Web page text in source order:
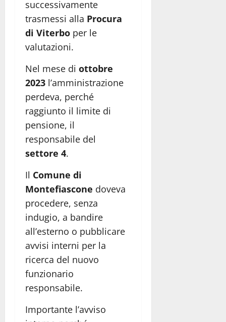
successivamente
trasmessi alla Procura
di Viterbo per le
valutazioni.
Nel mese di ottobre
2023 l’amministrazione
perdeva, perché
raggiunto il limite di
pensione, il
responsabile del
settore 4.
Il Comune di
Montefiascone doveva
procedere, senza
indugio, a bandire
all’esterno o pubblicare
avvisi interni per la
ricerca del nuovo
funzionario
responsabile.
Importante l’avviso